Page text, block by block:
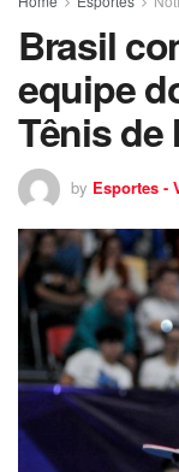
Brasil
equipe
Tênis de
by Esportes -